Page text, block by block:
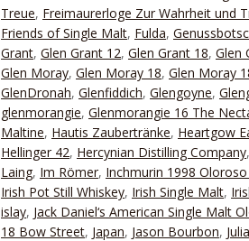
Treue, Freimaurerloge Zur Wahrheit und
Friends of Single Malt, Fulda,
Grant, Glen Grant 12, Glen Grant 18, Glen
Glen Moray, Glen Moray 18, Glen Moray
GlenDronah, Glenfiddich, Glengoyne,
glenmorangie, Glenmorangie 16 The
Maltine, Hautis Zaubertränke, Heartgow
Hellinger 42, Hercynian Distilling Company,
Laing, Im Römer, Inchmurin 1998
Irish Pot Still Whiskey, Irish Single Malt,
islay, Jack Daniel‘s American Single Malt
18 Bow Street, Japan, Jason Bourbon,